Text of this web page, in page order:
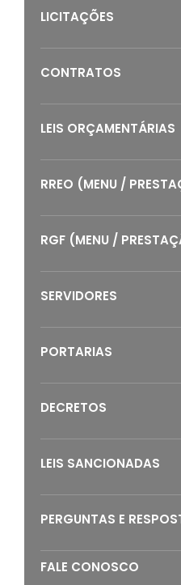
LICITAÇÕES
CONTRATOS
LEIS ORÇAMENTÁRIAS
RREO (MENU /
RGF (MENU /
SERVIDORES
PORTARIAS
DECRETOS
LEIS SANCIONADAS
PERGUNTAS E
FALE CONOSCO